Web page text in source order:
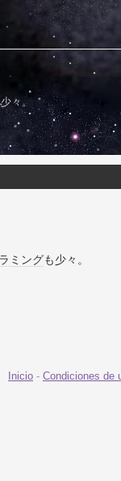
々。
ミングも少々。
Inicio - Condiciones de